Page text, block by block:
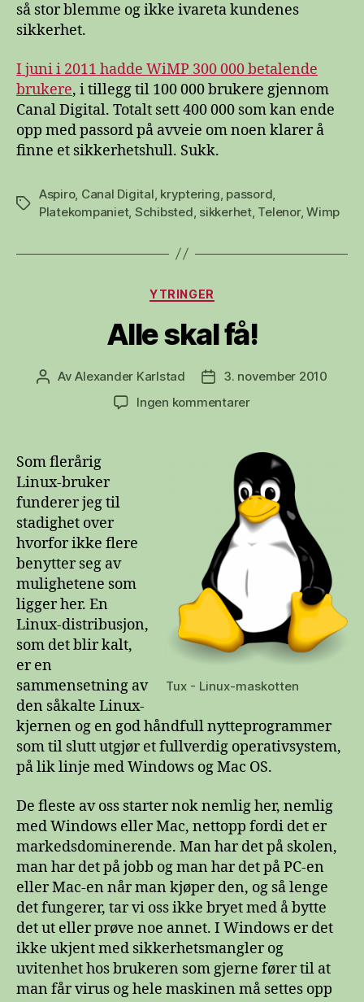
så stor blemme og ikke ivareta kundenes
sikkerhet.
I juni i 2011 hadde WiMP 300 000 betalende
brukere, i tillegg til 100 000 brukere gjennom
Canal Digital. Totalt sett 400 000 som kan ende
opp med passord på avveie om noen klarer å
finne et sikkerhetshull. Sukk.
Stikkord
Aspiro, Canal Digital kryptering passord
Platekompaniet, Schibsted sikkerhet, Telenor,Wimp
Kategorier
YTRINGER
Alle skal få!
Innleggsforfatter
AvAlexander Karlstad Publiseringsdato
3. november 2010
Ingen kommentarertil
få!
Tux - Linux-maskotten
Som flerårig
Linux-bruker
funderer jeg til
stadighet over
hvorfor ikke flere
benytter seg av
mulighetene som
ligger her. En
Linux-distribusjon,
som det blir kalt,
er en
sammensetning av
den såkalte Linux-
kjernen og en god håndfull nytteprogrammer
som til slutt utgjør et fullverdig operativsystem,
på lik linje med Windows og Mac OS.
De fleste av oss starter nok nemlig her, nemlig
med Windows eller Mac, nettopp fordi det er
markedsdominerende. Man har det på skolen,
man har det på jobb og man har det på PC-en
eller Mac-en når man kjøper den, og så lenge
det fungerer, tar vi oss ikke bryet med å bytte
det ut eller prøve noe annet. I Windows er det
ikke ukjent med sikkerhetsmangler og
uvitenhet hos brukeren som gjerne fører til at
man får virus og hele maskinen må settes opp